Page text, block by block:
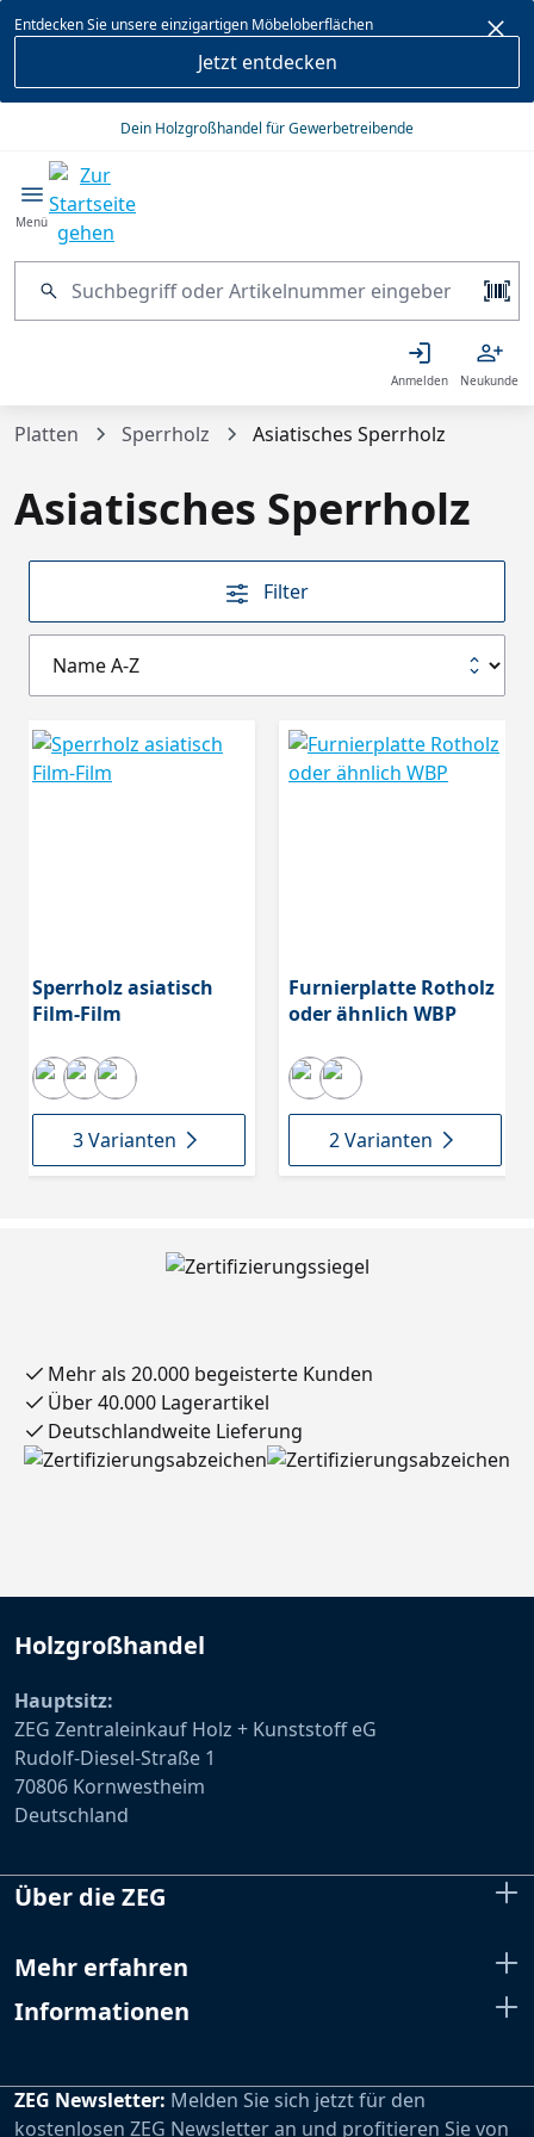
springen
Entdecken Sie unsere einzigartigen Möbeloberflächen
Jetzt entdecken
Dein Holzgroßhandel für Gewerbetreibende
Menü
Anmelden Neukunde
Platten Sperrholz Asiatisches Sperrholz
Asiatisches Sperrholz
Filter
Sperrholz asiatisch
Film-Film
3 Varianten
Furnierplatte Rotholz
oder ähnlich WBP
2 Varianten
Mehr als 20.000 begeisterte Kunden
Über 40.000 Lagerartikel
Deutschlandweite Lieferung
Holzgroßhandel
Hauptsitz:
ZEG Zentraleinkauf Holz + Kunststoff eG
Rudolf-Diesel-Straße 1
70806 Kornwestheim
Deutschland
Über die ZEG
Mehr erfahren
Informationen
ZEG Newsletter: Melden Sie sich jetzt für den
kostenlosen ZEG Newsletter an und profitieren Sie von